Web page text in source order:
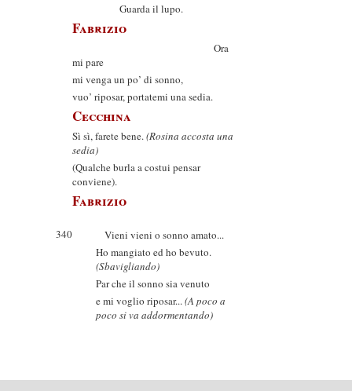
Guarda il lupo.
Fabrizio
Ora
mi pare
mi venga un po’ di sonno,
vuo’ riposar, portatemi una sedia.
Cecchina
Sì sì, farete bene.(Rosina accosta una
sedia)
(Qualche burla a costui pensar
conviene).
Fabrizio
340
Vieni vieni o sonno amato...
Ho mangiato ed ho bevuto.
(Sbavigliando)
Par che il sonno sia venuto
e mi voglio riposar...(A poco a
poco si va addormentando)